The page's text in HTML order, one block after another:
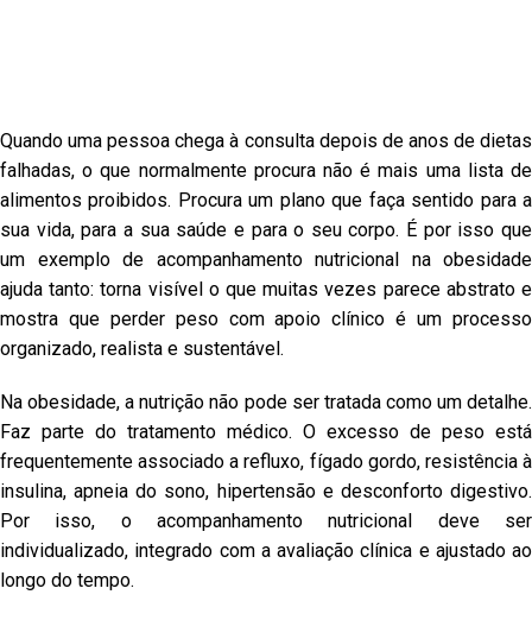
Quando uma pessoa chega à consulta depois de anos de dietas
falhadas, o que normalmente procura não é mais uma lista de
alimentos proibidos. Procura um plano que faça sentido para a
sua vida, para a sua saúde e para o seu corpo. É por isso que
um exemplo de acompanhamento nutricional na obesidade
ajuda tanto: torna visível o que muitas vezes parece abstrato e
mostra que perder peso com apoio clínico é um processo
organizado, realista e sustentável.
Na obesidade, a nutrição não pode ser tratada como um detalhe.
Faz parte do tratamento médico. O excesso de peso está
frequentemente associado a refluxo, fígado gordo, resistência à
insulina, apneia do sono, hipertensão e desconforto digestivo.
Por isso, o acompanhamento nutricional deve ser
individualizado, integrado com a avaliação clínica e ajustado ao
longo do tempo.